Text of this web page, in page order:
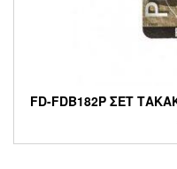
FD-FDB182P ΣΕΤ